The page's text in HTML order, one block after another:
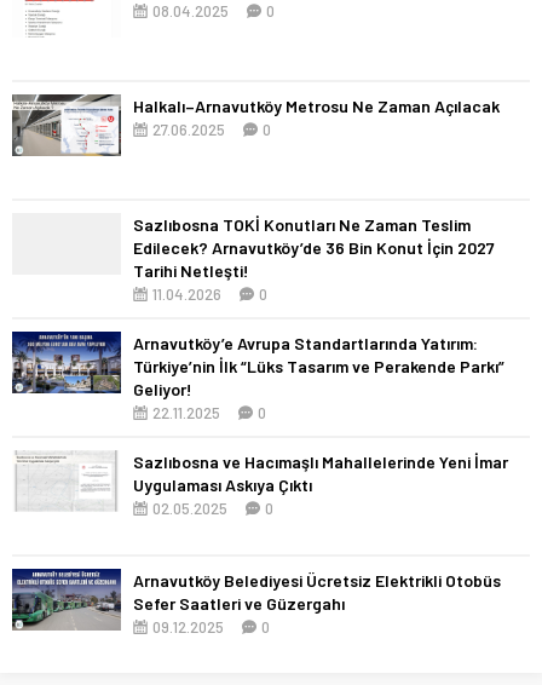
08.04.2025 0
Halkalı–Arnavutköy Metrosu Ne Zaman Açılacak
27.06.2025 0
Sazlıbosna TOKİ Konutları Ne Zaman Teslim
Edilecek? Arnavutköy’de 36 Bin Konut İçin 2027
Tarihi Netleşti!
11.04.2026 0
Arnavutköy’e Avrupa Standartlarında Yatırım:
Türkiye’nin İlk “Lüks Tasarım ve Perakende Parkı”
Geliyor!
22.11.2025 0
Sazlıbosna ve Hacımaşlı Mahallelerinde Yeni İmar
Uygulaması Askıya Çıktı
02.05.2025 0
Arnavutköy Belediyesi Ücretsiz Elektrikli Otobüs
Sefer Saatleri ve Güzergahı
09.12.2025 0